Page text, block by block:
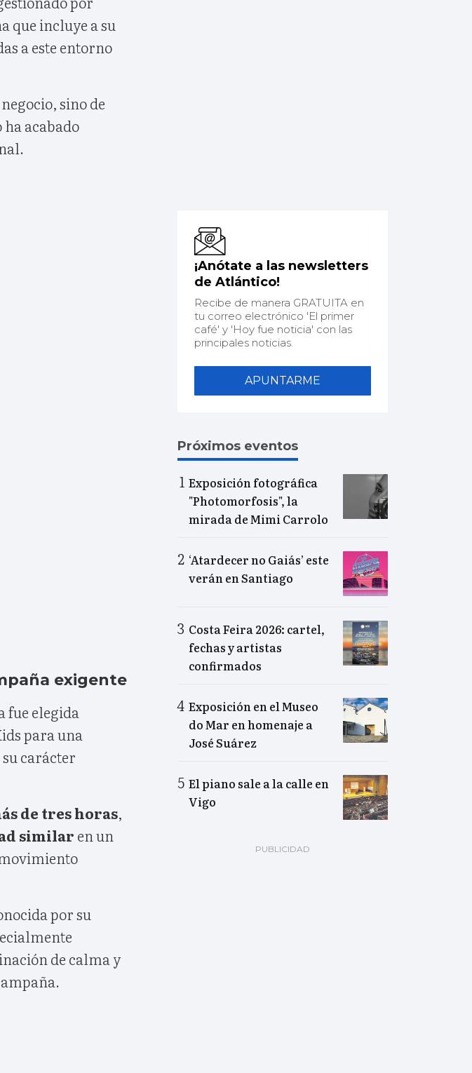
que incluye a su
a este entorno
sino de
acabado
exigente
fue elegida
para una
carácter
de tres horas,
similaren un
por su
de calma y
¡Anótate a las newsletters
de Atlántico!
Recibe de manera GRATUITA en
tu correo electrónico 'El primer
café' y 'Hoy fue noticia' con las
principales noticias.
APUNTARME
Próximos eventos
Exposición fotográfica
"Photomorfosis", la
mirada de Mimi Carrolo
‘Atardecer no Gaiás’ este
verán en Santiago
Costa Feira 2026: cartel,
fechas y artistas
confirmados
Exposición en el Museo
do Mar en homenaje a
José Suárez
El piano sale a la calle en
Vigo